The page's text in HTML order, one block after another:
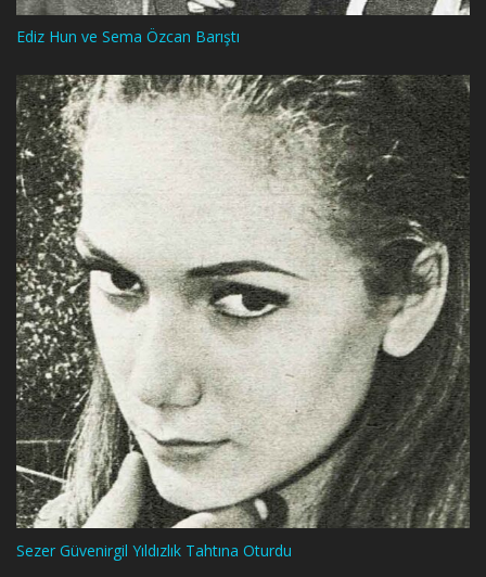
Ediz Hun ve Sema Özcan Barıştı
Sezer Güvenirgil Yıldızlık Tahtına Oturdu